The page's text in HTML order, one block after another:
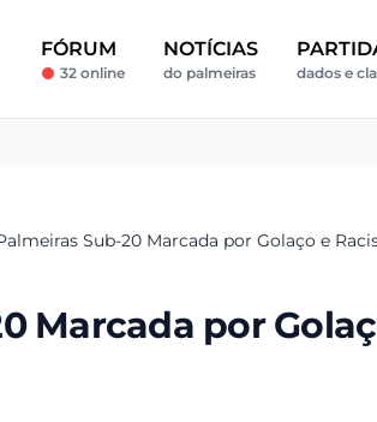
FÓRUM
32 online
NOTÍCIAS
do palmeiras dados e
Sub-20 Marcada por Golaço e
Marcada por